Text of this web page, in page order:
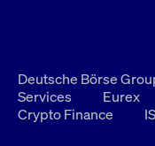
Deutsche Börse
Services
Eurex
Crypto Finance